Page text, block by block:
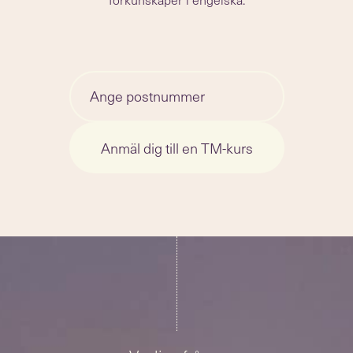
Anmäl dig till en TM-kurs